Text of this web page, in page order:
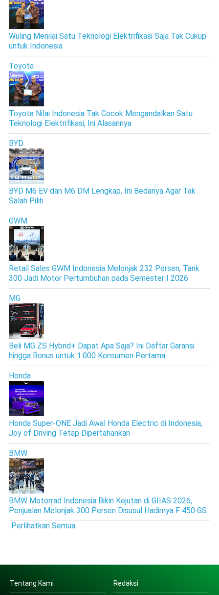
Wuling Menilai Satu Teknologi Elektrifikasi Saja Tak Cukup
untuk Indonesia
Toyota
Toyota Nilai Indonesia Tak Cocok Mengandalkan Satu
Teknologi Elektrifikasi, Ini Alasannya
BYD
BYD M6 EV dan M6 DM Lengkap, Ini Bedanya Agar Tak
Salah Pilih
GWM
Retail Sales GWM Indonesia Melonjak 232 Persen, Tank
300 Jadi Motor Pertumbuhan pada Semester I 2026
MG
Beli MG ZS Hybrid+ Dapat Apa Saja? Ini Daftar Garansi
hingga Bonus untuk 1.000 Konsumen Pertama
Honda
Honda Super-ONE Jadi Awal Honda Electric di Indonesia,
Joy of Driving Tetap Dipertahankan
BMW
BMW Motorrad Indonesia Bikin Kejutan di GIIAS 2026,
Penjualan Melonjak 300 Persen Disusul Hadirnya F 450 GS
Perlihatkan Semua
Tentang Kami Redaksi